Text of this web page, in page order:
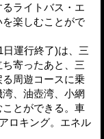
ライトバス・エ
楽しむことがで
日運行終了)は、三
寄ったあと、三
周遊コースに乗
、油壺湾、小網
とができる。車
ロキング。エネル